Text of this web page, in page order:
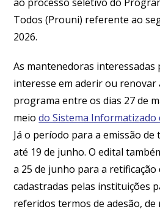
Todos (Prouni) referente ao
2026.
As mantenedoras
interesse em aderir ou renovar
programa entre os dias 27 de
meiodo Sistema
Já o período para a emissão
até 19 de junho. O edital
a 25 de junho para a
cadastradas pelas instituições
referidos termos de adesão, de